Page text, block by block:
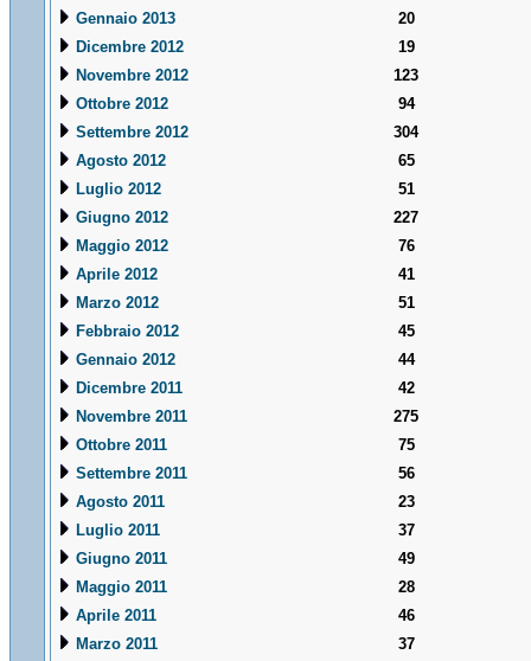
Gennaio 2013
20
Dicembre 2012
19
Novembre 2012
123
Ottobre 2012
94
Settembre 2012
304
Agosto 2012
65
Luglio 2012
51
Giugno 2012
227
Maggio 2012
76
Aprile 2012
41
Marzo 2012
51
Febbraio 2012
45
Gennaio 2012
44
Dicembre 2011
42
Novembre 2011
275
Ottobre 2011
75
Settembre 2011
56
Agosto 2011
23
Luglio 2011
37
Giugno 2011
49
Maggio 2011
28
Aprile 2011
46
Marzo 2011
37